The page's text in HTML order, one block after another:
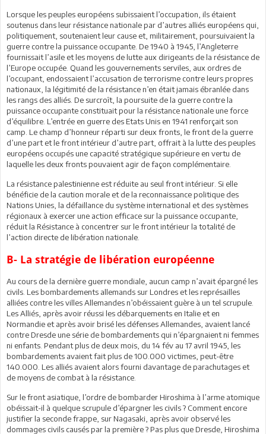
Lorsque les peuples européens subissaient l’occupation, ils étaient
soutenus dans leur résistance nationale par d’autres alliés européens qui,
politiquement, soutenaient leur cause et, militairement, poursuivaient la
guerre contre la puissance occupante. De 1940 à 1945, l’Angleterre
fournissait l’asile et les moyens de lutte aux dirigeants de la résistance de
l’Europe occupée. Quand les gouvernements serviles, aux ordres de
l’occupant, endossaient l’accusation de terrorisme contre leurs propres
nationaux, la légitimité de la résistance n’en était jamais ébranlée dans
les rangs des alliés. De surcroît, la poursuite de la guerre contre la
puissance occupante constituait pour la résistance nationale une force
d’équilibre. L’entrée en guerre des Etats Unis en 1941 renforçait son
camp. Le champ d’honneur réparti sur deux fronts, le front de la guerre
d’une part et le front intérieur d’autre part, offrait à la lutte des peuples
européens occupés une capacité stratégique supérieure en vertu de
laquelle les deux fronts pouvaient agir de façon complémentaire.
La résistance palestinienne est réduite au seul front intérieur. Si elle
bénéficie de la caution morale et de la reconnaissance politique des
Nations Unies, la défaillance du système international et des systèmes
régionaux à exercer une action efficace sur la puissance occupante,
réduit la Résistance à concentrer sur le front intérieur la totalité de
l’action directe de libération nationale.
B- La stratégie de libération européenne
Au cours de la dernière guerre mondiale, aucun camp n’avait épargné les
civils. Les bombardements allemands sur Londres et les représailles
alliées contre les villes Allemandes n’obéissaient guère à un tel scrupule.
Les Alliés, après avoir réussi les débarquements en Italie et en
Normandie et après avoir brisé les défenses Allemandes, avaient lancé
contre Dresde une série de bombardements qui n’épargnaient ni femmes
ni enfants. Pendant plus de deux mois, du 14 fév au 17 avril 1945, les
bombardements avaient fait plus de 100.000 victimes, peut-être
140.000. Les alliés avaient alors fourni davantage de parachutages et
de moyens de combat à la résistance.
Sur le front asiatique, l’ordre de bombarder Hiroshima à l’arme atomique
obéissait-il à quelque scrupule d’épargner les civils ? Comment encore
justifier la seconde frappe, sur Nagasaki, après avoir observé les
dommages civils causés par la première ? Pas plus que Dresde, Hiroshima